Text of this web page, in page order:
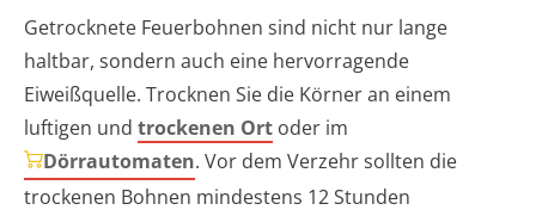
Getrocknete Feuerbohnen sind nicht nur lange
haltbar, sondern auch eine hervorragende
Eiweißquelle. Trocknen Sie die Körner an einem
luftigen und trockenen Ort oder im
Dörrautomaten. Vor dem Verzehr sollten die
trockenen Bohnen mindestens 12 Stunden